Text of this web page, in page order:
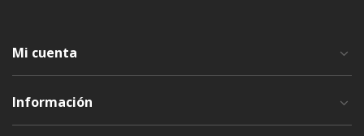
Mi cuenta
Información